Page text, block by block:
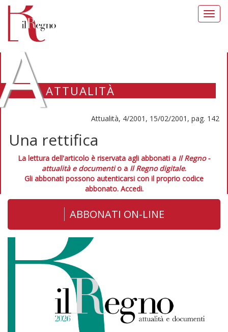
ATTUALITÀ
Attualità, 4/2001, 15/02/2001, pag. 142
Una rettifica
La lettura dell'articolo è riservata agli abbonati a Il Regno -
attualità e documentio a Il Regno digitale.
Gli abbonati possono autenticarsi con il proprio codice
abbonato. Accedi.
ABBONATI ON-LINE